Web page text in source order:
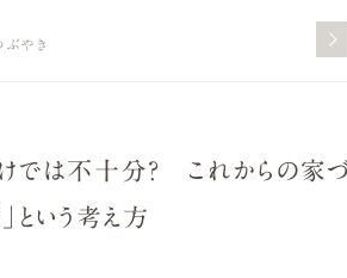
やき
では不十分？ これからの家
という考え方